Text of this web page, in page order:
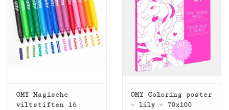
OMY Magische
viltstiften 16
OMY Coloring poster
- lily - 70x100